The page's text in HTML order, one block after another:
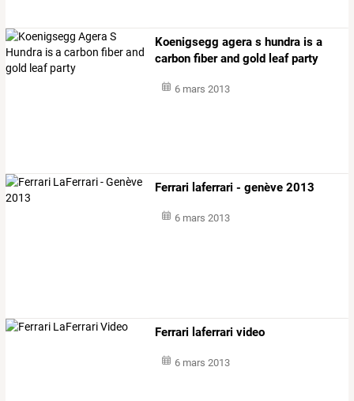
Koenigsegg agera s hundra is a
carbon fiber and gold leaf party
6 mars 2013
Ferrari laferrari - genève 2013
6 mars 2013
Ferrari laferrari video
6 mars 2013